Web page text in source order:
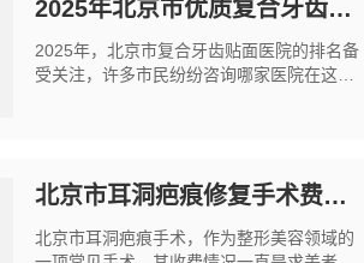
2025年北京市优质复合牙齿贴面医院十强榜单揭晓.txt
2025年，北京市复合牙齿贴面医院的排名备
受关注，许多市民纷纷咨询哪家医院在这一
北京市耳洞疤痕修复手术费用明细及医生推荐
北京市耳洞疤痕手术，作为整形美容领域的